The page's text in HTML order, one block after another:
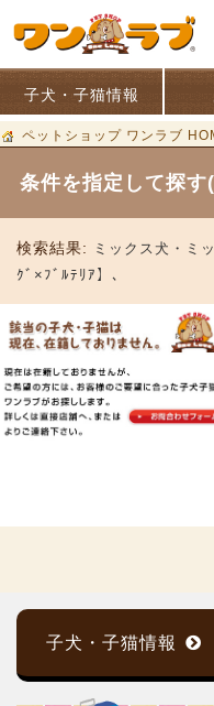
子犬・子猫情報
ペットショップ ワンラブ
条件を指定して探す
検索結果: ミックス犬・ミ
ｸﾞ×ﾌﾞﾙﾃﾘｱ】、
子犬・子猫情報